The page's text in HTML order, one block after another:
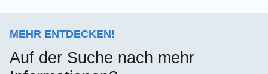
MEHR ENTDECKEN!
Auf der Suche nach mehr